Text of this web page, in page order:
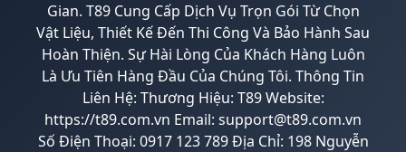
Gian. T89 Cung Cấp Dịch Vụ Trọn Gói Từ Chọn
Vật Liệu, Thiết Kế Đến Thi Công Và Bảo Hành Sau
Hoàn Thiện. Sự Hài Lòng Của Khách Hàng Luôn
Là Ưu Tiên Hàng Đầu Của Chúng Tôi. Thông Tin
Liên Hệ: Thương Hiệu: T89 Website:
https://t89.com.vn Email: support@t89.com.vn
Số Điện Thoại: 0917 123 789 Địa Chỉ: 198 Nguyễn